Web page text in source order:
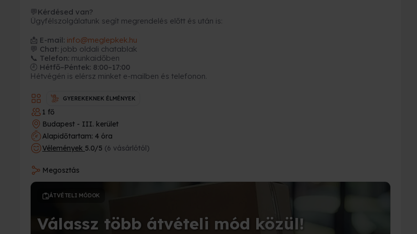
💬Kérdésed van?
Ügyfélszolgálatunk segít megrendelés előtt és után is:
📩 E-mail: info@meglepkek.hu
💬 Chat: jobb oldali chatablak
📞 Telefon: munkaidőben
🕘 Hétfő–Péntek: 8:00–17:00
Hétvégén is elérsz minket e-mailben és telefonon.
GYEREKEKNEK ÉLMÉNYEK
1 fő
Budapest - III. kerület
Alapidőtartam: 4 óra
Vélemények 5.0/5 (6 vásárlótól)
Megosztás
ÁTVÉTELI MÓDOK
Válassz több átvételi mód közül!